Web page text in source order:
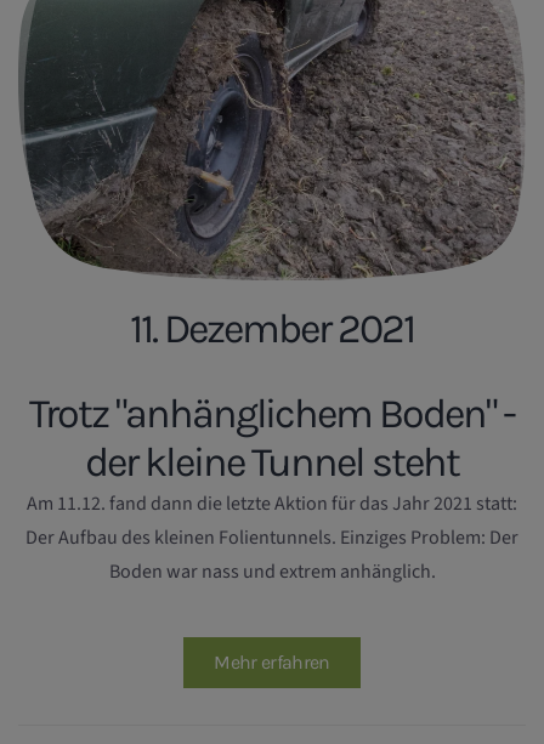
11. Dezember 2021
Trotz "anhänglichem Boden" -
der kleine Tunnel steht
Am 11.12. fand dann die letzte Aktion für das Jahr 2021 statt:
Der Aufbau des kleinen Folientunnels. Einziges Problem: Der
Boden war nass und extrem anhänglich.
Mehr erfahren